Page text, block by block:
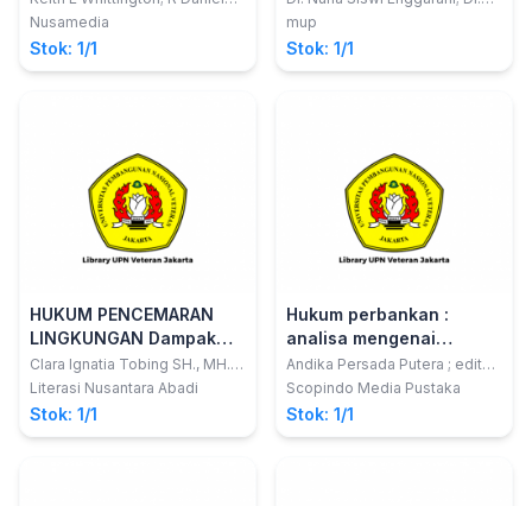
Politik
Kelemen; Gregory A Caldeira
Nusamedia
Stok: 1/1
Arief Budiono, S.H., M.H.;
Achmad Miftah Farid, S.H., M.H.
mup
Stok: 1/1
HUKUM PENCEMARAN
LINGKUNGAN Dampak
Larangan Impor Limbah
Tiongkok
Clara Ignatia Tobing SH., MH.;
Indra Lorenly Nainggolan SH.,
Putri SH..
Literasi Nusantara Abadi
Stok: 1/1
Hukum perbankan :
analisa mengenai
perjanjian kredit dan
keterkaitannya dengan
batalnya perkawinan
debitur serta alternatif
Andika Persada Putera ; editor,
Mohammad Zamroni
Scopindo Media Pustaka
Stok: 1/1